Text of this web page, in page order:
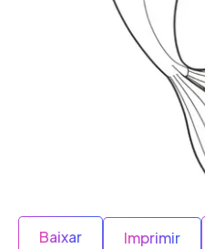
Baixar Imprimir